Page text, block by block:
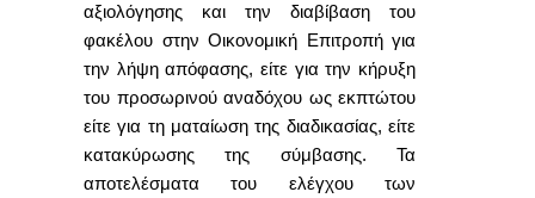
αξιολόγησης και την διαβίβαση του
φακέλου στην Οικονομική Επιτροπή για
την λήψη απόφασης, είτε για την κήρυξη
του προσωρινού αναδόχου ως εκπτώτου
είτε για τη ματαίωση της διαδικασίας, είτε
κατακύρωσης της σύμβασης. Τα
αποτελέσματα του ελέγχου των